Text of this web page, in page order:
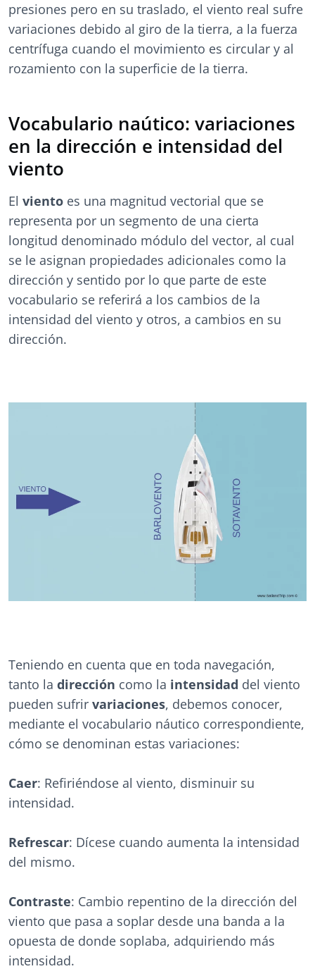
presiones pero en su traslado, el viento real sufre
variaciones debido al giro de la tierra, a la fuerza
centrífuga cuando el movimiento es circular y al
rozamiento con la superficie de la tierra.
Vocabulario naútico: variaciones
en la dirección e intensidad del
viento
El viento es una magnitud vectorial que se
representa por un segmento de una cierta
longitud denominado módulo del vector, al cual
se le asignan propiedades adicionales como la
dirección y sentido por lo que parte de este
vocabulario se referirá a los cambios de la
intensidad del viento y otros, a cambios en su
dirección.
Teniendo en cuenta que en toda navegación,
tanto la dirección como la intensidad del viento
pueden sufrir variaciones, debemos conocer,
mediante el vocabulario náutico correspondiente,
cómo se denominan estas variaciones:
Caer: Refiriéndose al viento, disminuir su
intensidad.
Refrescar: Dícese cuando aumenta la intensidad
del mismo.
Contraste: Cambio repentino de la dirección del
viento que pasa a soplar desde una banda a la
opuesta de donde soplaba, adquiriendo más
intensidad.